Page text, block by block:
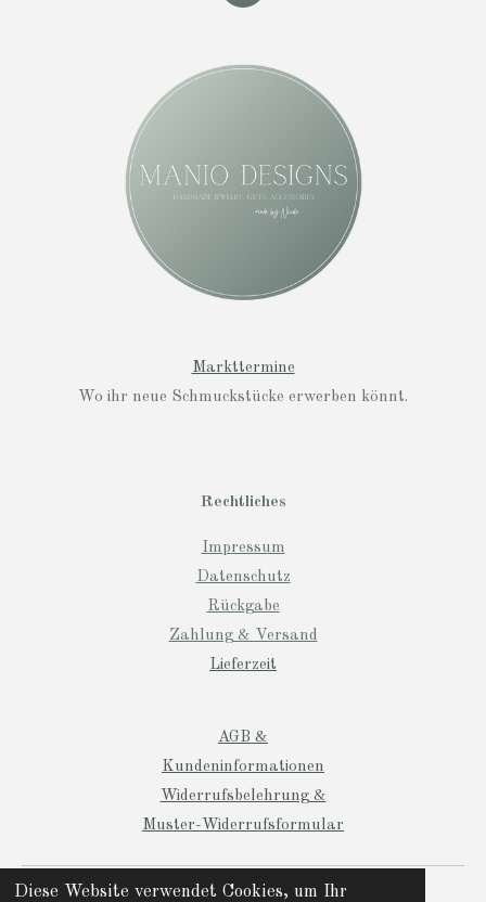
Diese Website verwendet Cookies, um Ihr
n
a
Markttermine
Wo ihr neue Schmuckstücke erwerben könnt.
Rechtliches
Impressum
Datenschutz
Rückgabe
Zahlung & Versand
Lieferzeit
AGB &
Kundeninformationen
Widerrufsbelehrung &
Muster-Widerrufsformular
© 2024 Manio Designs